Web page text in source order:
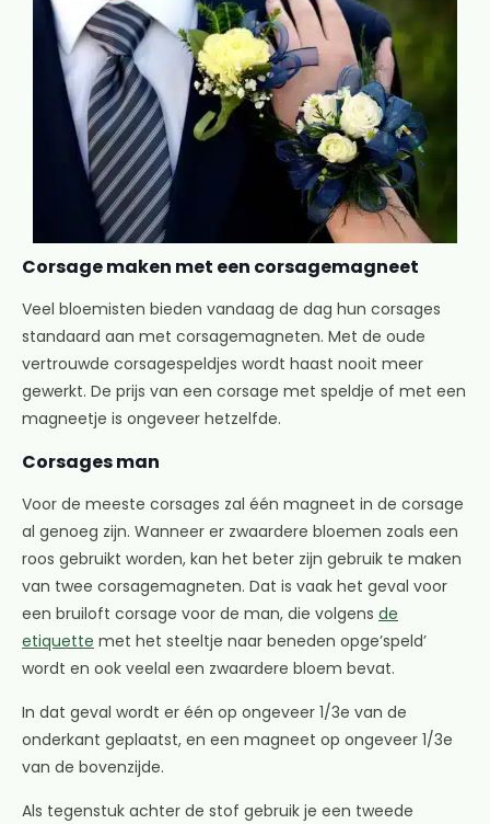
Corsage maken met een corsagemagneet
Veel bloemisten bieden vandaag de dag hun corsages
standaard aan met corsagemagneten. Met de oude
vertrouwde corsagespeldjes wordt haast nooit meer
gewerkt. De prijs van een corsage met speldje of met een
magneetje is ongeveer hetzelfde.
Corsages man
Voor de meeste corsages zal één magneet in de corsage
al genoeg zijn. Wanneer er zwaardere bloemen zoals een
roos gebruikt worden, kan het beter zijn gebruik te maken
van twee corsagemagneten. Dat is vaak het geval voor
een bruiloft corsage voor de man, die volgens de
etiquette met het steeltje naar beneden opge’speld’
wordt en ook veelal een zwaardere bloem bevat.
In dat geval wordt er één op ongeveer 1/3e van de
onderkant geplaatst, en een magneet op ongeveer 1/3e
van de bovenzijde.
Als tegenstuk achter de stof gebruik je een tweede